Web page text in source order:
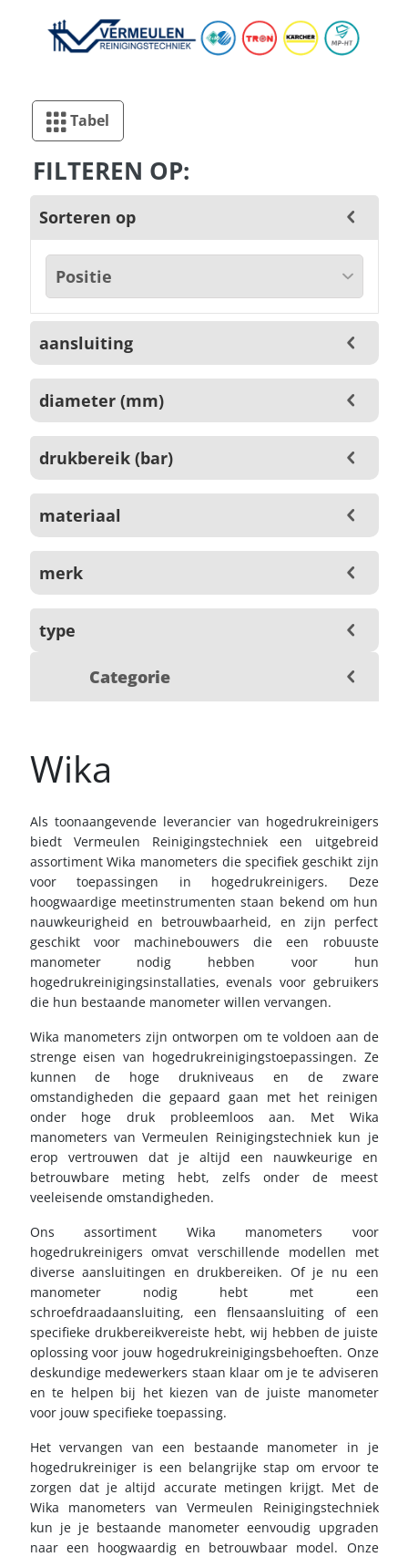
Tabel
FILTEREN OP:
Sorteren op
aansluiting
diameter (mm)
drukbereik (bar)
materiaal
merk
type
Categorie
Wika
Als toonaangevende leverancier van hogedrukreinigers
biedt Vermeulen Reinigingstechniek een uitgebreid
assortiment Wika manometers die specifiek geschikt zijn
voor toepassingen in hogedrukreinigers. Deze
hoogwaardige meetinstrumenten staan bekend om hun
nauwkeurigheid en betrouwbaarheid, en zijn perfect
geschikt voor machinebouwers die een robuuste
manometer nodig hebben voor hun
hogedrukreinigingsinstallaties, evenals voor gebruikers
die hun bestaande manometer willen vervangen.
Wika manometers zijn ontworpen om te voldoen aan de
strenge eisen van hogedrukreinigingstoepassingen. Ze
kunnen de hoge drukniveaus en de zware
omstandigheden die gepaard gaan met het reinigen
onder hoge druk probleemloos aan. Met Wika
manometers van Vermeulen Reinigingstechniek kun je
erop vertrouwen dat je altijd een nauwkeurige en
betrouwbare meting hebt, zelfs onder de meest
veeleisende omstandigheden.
Ons assortiment Wika manometers voor
hogedrukreinigers omvat verschillende modellen met
diverse aansluitingen en drukbereiken. Of je nu een
manometer nodig hebt met een
schroefdraadaansluiting, een flensaansluiting of een
specifieke drukbereikvereiste hebt, wij hebben de juiste
oplossing voor jouw hogedrukreinigingsbehoeften. Onze
deskundige medewerkers staan klaar om je te adviseren
en te helpen bij het kiezen van de juiste manometer
voor jouw specifieke toepassing.
Het vervangen van een bestaande manometer in je
hogedrukreiniger is een belangrijke stap om ervoor te
zorgen dat je altijd accurate metingen krijgt. Met de
Wika manometers van Vermeulen Reinigingstechniek
kun je je bestaande manometer eenvoudig upgraden
naar een hoogwaardig en betrouwbaar model. Onze